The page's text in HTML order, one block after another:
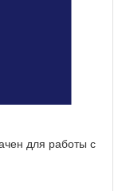
для работы с